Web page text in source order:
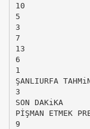
10
5
3
7
13
6
1
ŞANLIURFA
3
SON DAKiKA
PİŞMAN ETMEK
9